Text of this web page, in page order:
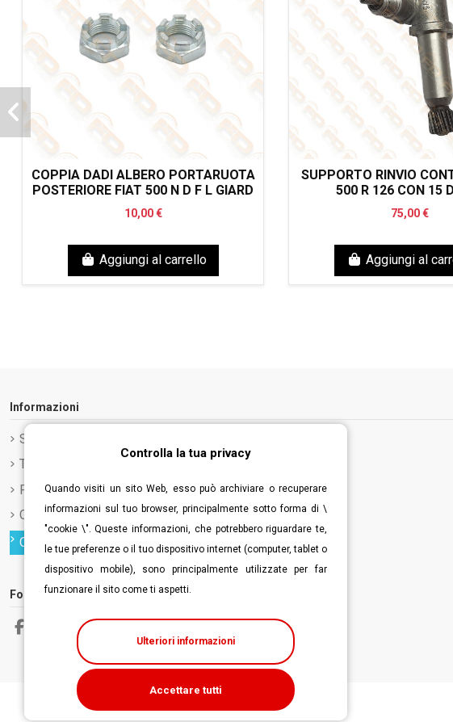
COPPIA DADI ALBERO PORTARUOTA
POSTERIORE FIAT 500 N D F L GIARD
10,00 €
Aggiungi al carrello
SUPPORTO RINVIO
500 R 126 CON 15
75,00 €
Aggiungi al
Informazioni
Spedizione e Consegna
Termini e condizioni d'uso
Privacy Policy
Cookie Policy
Controlla la tua privacy
Follow us
Controlla la tua privacy
Quando visiti un sito Web, esso può archiviare o recuperare
informazioni sul tuo browser, principalmente sotto forma di \
"cookie \". Queste informazioni, che potrebbero riguardare te,
le tue preferenze o il tuo dispositivo internet (computer, tablet o
dispositivo mobile), sono principalmente utilizzate per far
funzionare il sito come ti aspetti.
Ulteriori informazioni
Accettare tutti